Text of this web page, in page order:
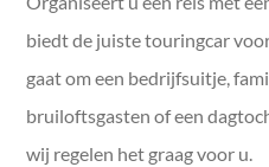
Schoolvervoer
biedt de juiste touringcar
gaat om een bedrijfsuitje,
bruiloftsgasten of een
wij regelen het graag voor u.